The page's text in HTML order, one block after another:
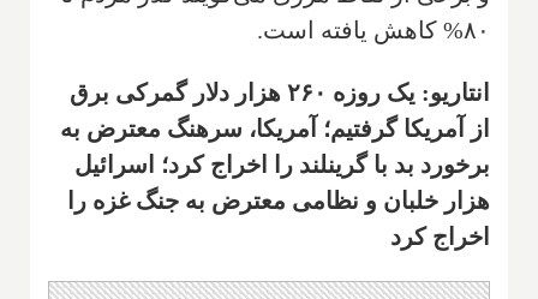
۸۰% کاهش یافته است.
انتاریو: یک روزه ۲۶۰ هزار دلار گمرکی برق
از آمریکا گرفتیم؛ آمریکا، سرهنگ معترض به
برخورد بد با گرینلند را اخراج کرد؛ اسرائیل
هزار خلبان و نظامی معترض به جنگ غزه را
اخراج کرد